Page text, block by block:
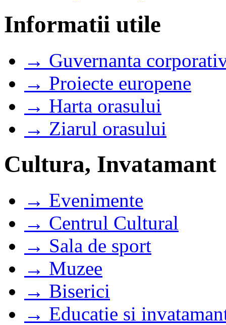
Informatii utile
→ Guvernanta
→ Proiecte europene
→ Harta orasului
→ Ziarul orasului
Cultura, Invatamant
→ Evenimente
→ Centrul Cultural
→ Sala de sport
→ Muzee
→ Biserici
→ Educatie si